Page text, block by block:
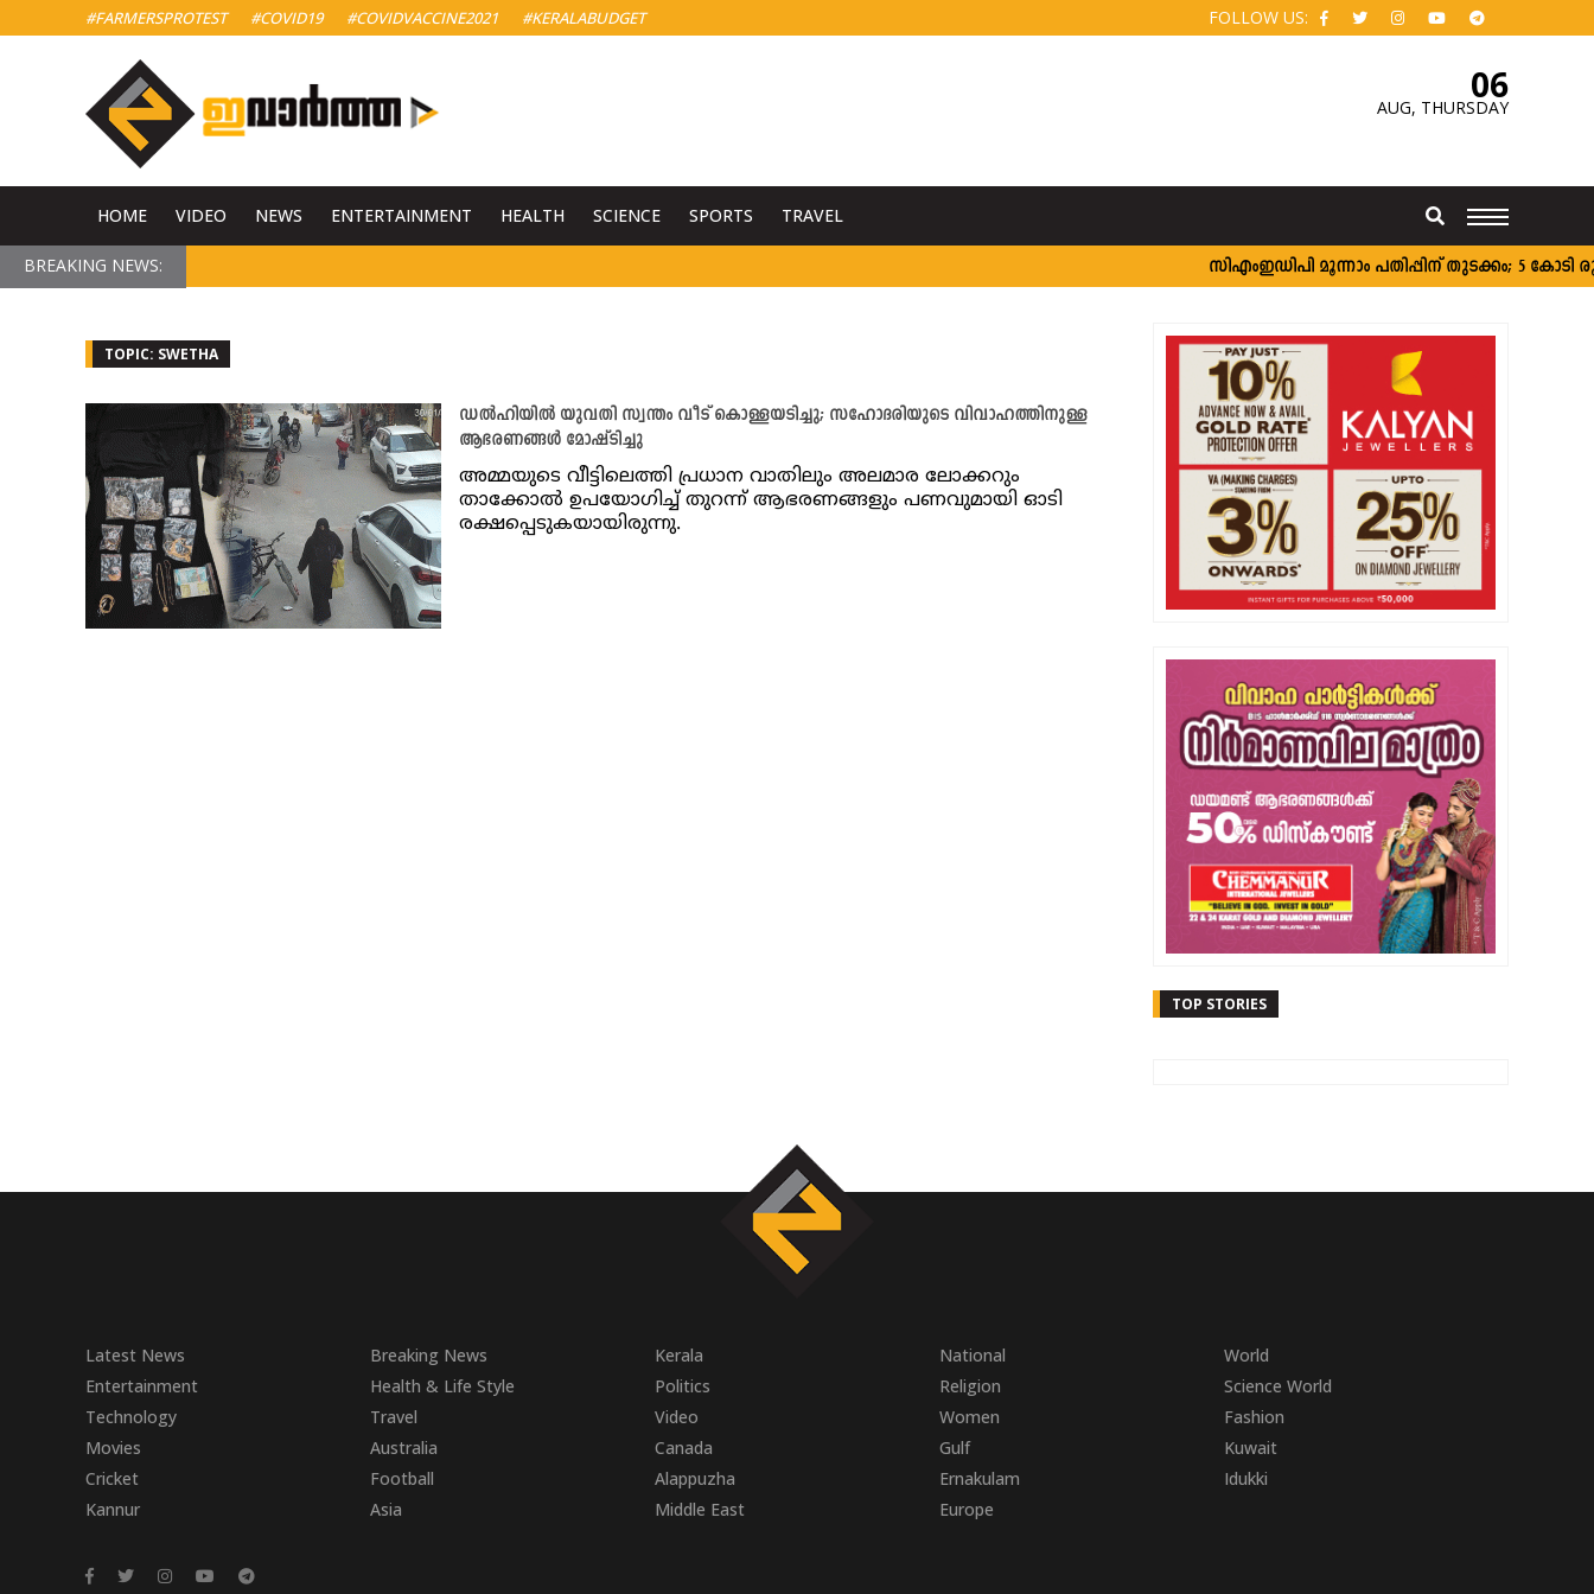
#FARMERSPROTEST #COVID19 #COVIDVACCINE2021 #KERALABUDGET FOLLOW US:
06
AUG, THURSDAY
HOME VIDEO NEWS ENTERTAINMENT HEALTH SCIENCE SPORTS TRAVEL
BREAKING NEWS: സി‌എംഇഡിപി മൂന്നാം പതിപ്പിന് തുടക്കം; 5 കോടി
TOPIC: SWETHA
ഡൽഹിയിൽ യുവതി സ്വന്തം വീട് കൊള്ളയടിച്ചു; സഹോദരിയുടെ വിവാഹത്തിനുള്ള
ആഭരണങ്ങൾ മോഷ്ടിച്ചു
അമ്മയുടെ വീട്ടിലെത്തി പ്രധാന വാതിലും അലമാര ലോക്കറും
താക്കോൽ ഉപയോഗിച്ച് തുറന്ന് ആഭരണങ്ങളും പണവുമായി ഓടി
രക്ഷപ്പെടുകയായിരുന്നു.
TOP STORIES
Latest News Breaking News Kerala National
World
Entertainment
Health & Life Style Politics Religion
Science World
Technology
Travel Video Women
Fashion
Movies
Australia Canada Gulf
Kuwait
Cricket
Football Alappuzha Ernakulam
Idukki
Kannur
Asia Middle East Europe